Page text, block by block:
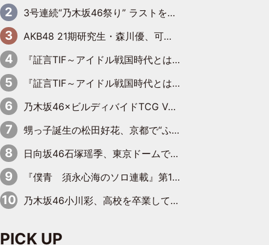
3号連続“乃木坂46祭り” ラストを飾るのは賀喜遥香…5年ぶりの登場に「5年分大人になった私を見ていただけたら」
AKB48 21期研究生・森川優、可愛さもある大人の女性に
『証言TIF～アイドル戦国時代とはなんだったのか～』第11回：私立恵比寿中学・真山りか×安本彩花「TIFで10年ぶりのキョンシーメイクをしたら、場を完全に引かせてしまって。時代が変わったんだなって」
『証言TIF～アイドル戦国時代とはなんだったのか～』第10回：さくら学院・武藤彩未×飯田らうら「正直、中3で辞めるというのを信じてなくて。そう言われてはいたけど、嘘でしょって」
乃木坂46×ビルディバイドTCG Vol.2公開 賀喜遥香＆田村真佑が『京まふ』ステージに登壇
甥っ子誕生の松田好花、京都で“ふたつの家族”をはしご！ “母”黒谷友香に見送られ、“父”松岡昌宏とはハシゴ酒
日向坂46石塚瑶季、東京ドームで“観戦バレ”！ ナイツ・塙も認めた「巨人に詳しすぎるアイドル」は元VENUSスクール生で杉内コーチ推し⁉
『僕青 須永心海のソロ連載』第18回：「バーゲンセールハンターみうな inしまむら」編
乃木坂46小川彩、高校を卒業して初めてのグラビア「大人になった感じがしました(笑)」
PICK UP